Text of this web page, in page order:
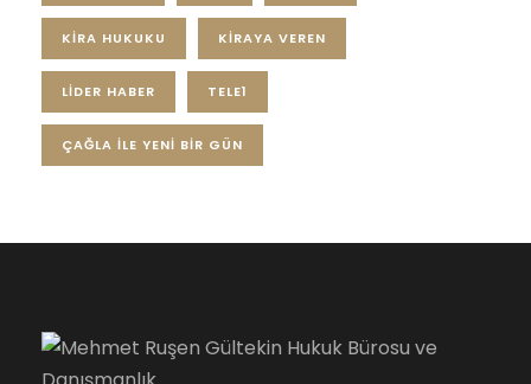
KIRA HUKUKU KIRAYA VEREN
LIDER HABER TELE1
ÇAĞLA İLE YENI BIR GÜN